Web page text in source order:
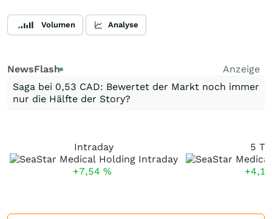
Volumen Analyse
NewsFlash
Anzeige
Saga bei 0,53 CAD: Bewertet der Markt noch immer
nur die Hälfte der Story?
Intraday
+7,54 %
5